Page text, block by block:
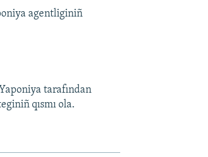
agentliginiñ
tarafından
qısmı ola.